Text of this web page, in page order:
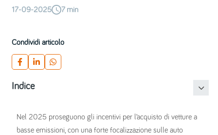
17-09-2025 7 min
Condividi articolo
Indice
Nel 2025 proseguono gli incentivi per l’acquisto di vetture a
basse emissioni, con una forte focalizzazione sulle auto